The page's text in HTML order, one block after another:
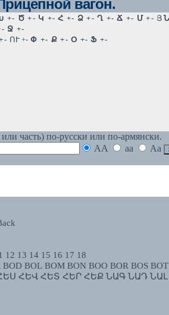
вагон.
часть) по-русски или по-армянски.
AA aa
Aa
12 13 14 15 16 17 18
BOD BOL BOM BON BOO BOR BOS BOT
ՀԵՎ ՀԵՏ ՀԵՐ ՀԵՔ ՆԱԳ ՆԱԴ ՆԱԼ